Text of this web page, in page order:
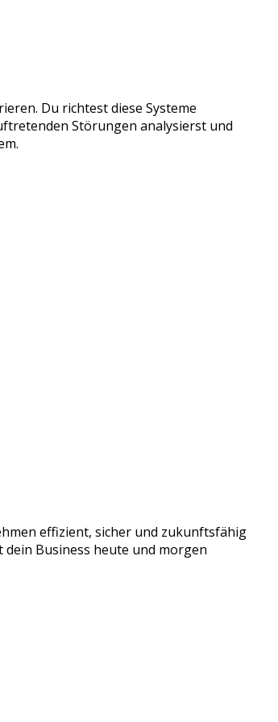
Du richtest diese Systeme
Störungen analysierst und
effizient, sicher und zukunftsfähig
dein Business heute und morgen